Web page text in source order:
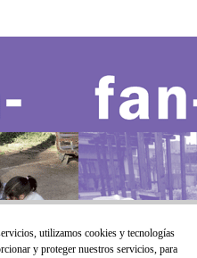
utilizamos cookies y tecnologías
y proteger nuestros servicios, para